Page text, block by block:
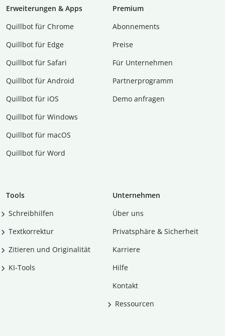
Erweiterungen & Apps
Quillbot für Chrome
Quillbot für Edge
Quillbot für Safari
Quillbot für Android
Quillbot für iOS
Quillbot für Windows
Quillbot für macOS
Quillbot für Word
Premium
Abon­ne­ments
Preise
Für Unternehmen
Partnerprogramm
Demo anfragen
Tools
Schreibhilfen
Textkorrektur
Zitieren und Originalität
KI-Tools
Unternehmen
Über uns
Privatsphäre & Sicherheit
Karriere
Hilfe
Kontakt
Ressourcen